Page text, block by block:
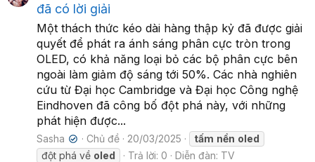
đã có lời giải
Một thách thức kéo dài hàng thập kỷ đã được giải
quyết để phát ra ánh sáng phân cực tròn trong
OLED, có khả năng loại bỏ các bộ phân cực bên
ngoài làm giảm độ sáng tới 50%. Các nhà nghiên
cứu từ Đại học Cambridge và Đại học Công nghệ
Eindhoven đã công bố đột phá này, với những
phát hiện được...
Sasha ✔ Chủ đề 20/03/2025 tấm nền oled
đột phá về oled Trả lời: 0 Diễn đàn: TV